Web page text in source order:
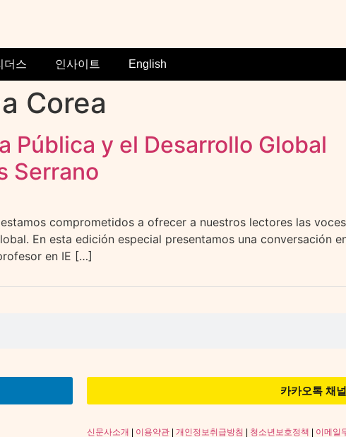
더스 인사이트 English
Corea
Pública y el Desarrollo Global
Serrano
estamos comprometidos a ofrecer a nuestros lectores las
En esta edición especial presentamos una conversación
en IE […]
카카오톡 채널
신문사소개 이용약관 개인정보취급방침 청소년보호정책 이메일